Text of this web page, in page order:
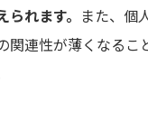
れます。 また、個
関連性が薄くなるこ